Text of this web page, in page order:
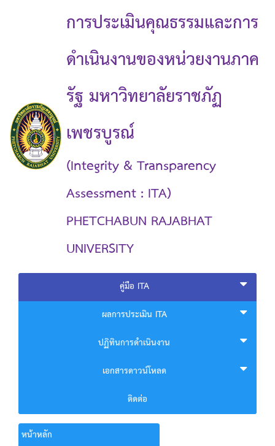
การประเมินคุณธรรมและการ
ดำเนินงานของหน่วยงานภาค
รัฐ มหาวิทยาลัยราชภัฏ
เพชรบูรณ์
(Integrity & Transparency
Assessment : ITA)
PHETCHABUN RAJABHAT
UNIVERSITY
คู่มือ ITA
ผลการประเมิน ITA
ปฏิทินการดำเนินงาน
เอกสารดาวน์โหลด
ติดต่อ
หน้าหลัก